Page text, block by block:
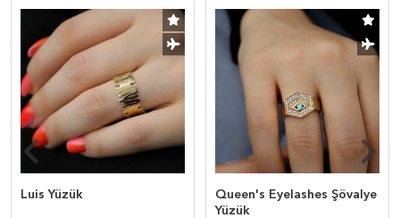
Luis Yüzük
Queen's Eyelashes Şövalye
Yüzük